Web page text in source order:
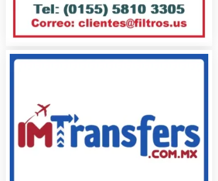
Alquiler de Equipos para Fiestas
Alquiler de Trajes de Etiqueta
Alta Costura